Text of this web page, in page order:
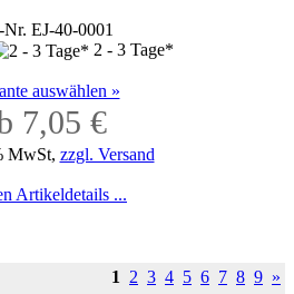
EJ-40-0001
2 - 3 Tage*
auswählen »
7,05 €
MwSt, zzgl. Versand
Artikeldetails ...
1 2 3 4 5 6 7 8 9 »